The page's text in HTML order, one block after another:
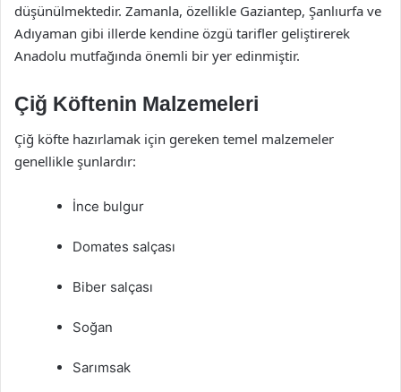
düşünülmektedir. Zamanla, özellikle Gaziantep, Şanlıurfa ve
Adıyaman gibi illerde kendine özgü tarifler geliştirerek
Anadolu mutfağında önemli bir yer edinmiştir.
Çiğ Köftenin Malzemeleri
Çiğ köfte hazırlamak için gereken temel malzemeler
genellikle şunlardır:
İnce bulgur
Domates salçası
Biber salçası
Soğan
Sarımsak